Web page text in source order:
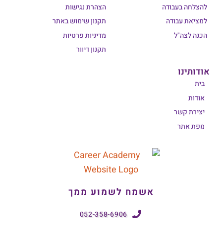
להצלחה בעבודה
למציאת עבודה
הכנה לצה"ל
הצהרת נגישות
תקנון שימוש באתר
מדיניות פרטיות
תקנון דיוור
אודותינו
בית
אודות
יצירת קשר
מפת אתר
אשמח לשמוע ממך
052-358-6906